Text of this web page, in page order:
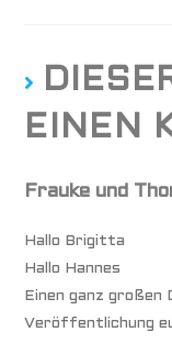
EINEN
Frauke und
Hallo Brigitta
Hallo Hannes
Einen ganz großen
Veröffentlichung